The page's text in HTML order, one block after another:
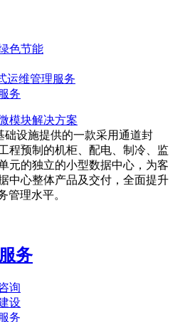
色节能
运维管理服务
务
模块解决方案
础设施提供的一款采用通道封
程预制的机柜、配电、制冷、监
元的独立的小型数据中心，为客
中心整体产品及交付，全面提升
管理水平。
务
询
设
务